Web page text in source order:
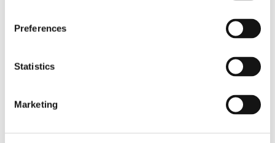
Preferences
Statistics
Marketing